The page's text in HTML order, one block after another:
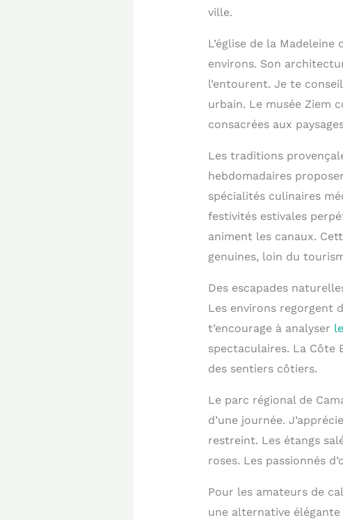
ville.
L’église de la
environs. Son
l’entourent. Je te
urbain. Le musée Ziem
consacrées aux
Les traditions
hebdomadaires
spécialités culinaires
festivités estivales
animent les canaux.
genuines, loin du
Des escapades
Les environs regorgent
t’encourage à analyser
spectaculaires. La Côte
des sentiers côtiers.
Le parc régional de
d’une journée.
restreint. Les étangs
roses. Les passionnés
Pour les amateurs de
une alternative